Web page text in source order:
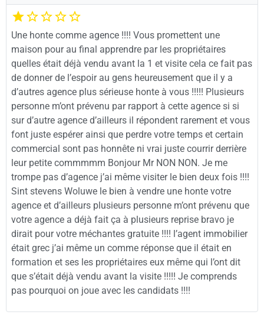
Une honte comme agence !!!! Vous promettent une
maison pour au final apprendre par les propriétaires
quelles était déjà vendu avant la 1 et visite cela ce fait pas
de donner de l’espoir au gens heureusement que il y a
d’autres agence plus sérieuse honte à vous !!!!! Plusieurs
personne m’ont prévenu par rapport à cette agence si si
sur d’autre agence d’ailleurs il répondent rarement et vous
font juste espérer ainsi que perdre votre temps et certain
commercial sont pas honnête ni vrai juste courrir derrière
leur petite commmmm Bonjour Mr NON NON. Je me
trompe pas d’agence j’ai même visiter le bien deux fois !!!!
Sint stevens Woluwe le bien à vendre une honte votre
agence et d’ailleurs plusieurs personne m’ont prévenu que
votre agence a déjà fait ça à plusieurs reprise bravo je
dirait pour votre méchantes gratuite !!!! l’agent immobilier
était grec j’ai même un comme réponse que il était en
formation et ses les propriétaires eux même qui l’ont dit
que s’était déjà vendu avant la visite !!!!! Je comprends
pas pourquoi on joue avec les candidats !!!!